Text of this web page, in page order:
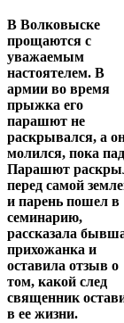
В Волковыске
прощаются с
уважаемым
настоятелем. В
армии во время
прыжка его
парашют не
раскрывался, а
молился, пока
Парашют
перед самой
и парень пошел в
семинарию,
рассказала
прихожанка и
оставила отзыв о
том, какой след
священник
в ее жизни.